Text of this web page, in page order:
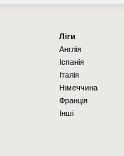
Ліги
Англія
Іспанія
Італія
Німеччина
Франція
Інші